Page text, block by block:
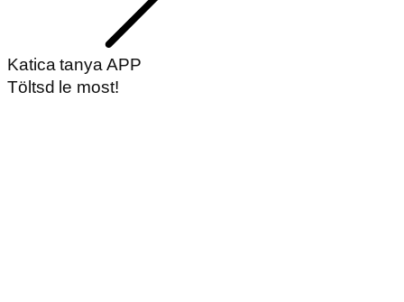
Katica tanya APP
Töltsd le most!